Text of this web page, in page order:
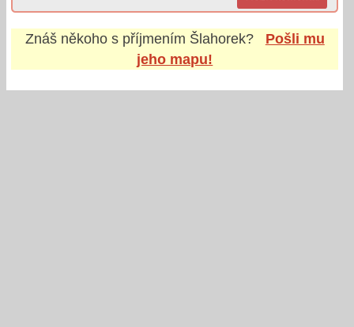
Znáš někoho s příjmením Šlahorek?
Pošli mu
jeho mapu!